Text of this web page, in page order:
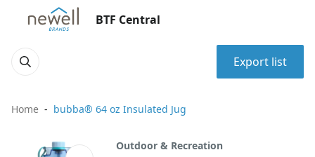
BTF Central
Export list
Home bubba® 64 oz Insulated Jug
Outdoor & Recreation